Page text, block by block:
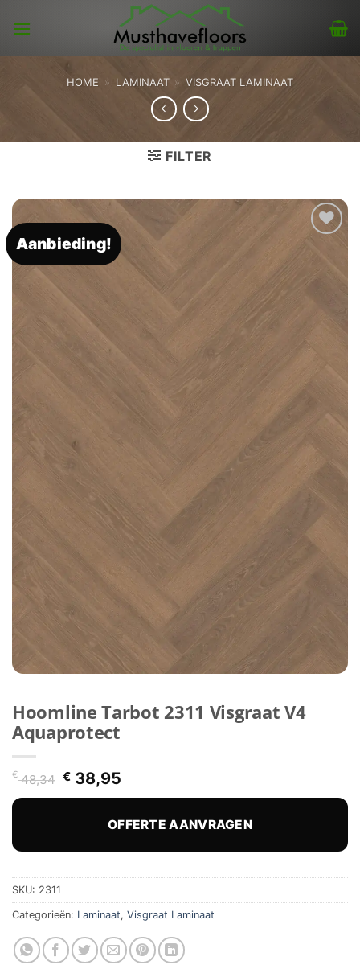
HOME » LAMINAAT » VISGRAAT LAMINAAT
FILTER
Aanbieding!
Toevoegen
verlanglijst
Hoomline Tarbot 2311 Visgraat V4
Aquaprotect
€48,34 Oorspronkelijke
prijs
€ 48,34.
€38,95Huidige
prijs
€ 38,95.
OFFERTE AANVRAGEN
SKU: 2311
Categorieën: Laminaat, Visgraat Laminaat